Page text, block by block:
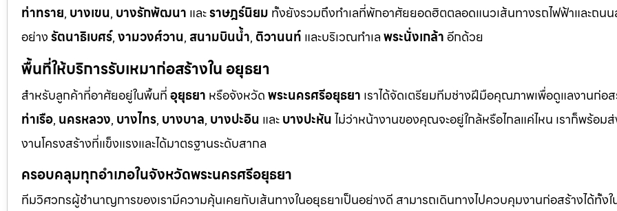
ท่าทราย, บางเขน, บางรักพัฒนา และราษฎร์นิยม ทั้งยังรวมถึงทำเลที่พักอาศัยยอดฮิตตลอดแนวเส้นทางรถไฟฟ้าและถน
อย่างรัตนาธิเบศร์,งามวงศ์วาน, สนามบินน้ำ, ติวานนท์ และบริเวณทำเลพระนั่งเกล้าอีกด้วย
พื้นที่ให้บริการรับเหมาก่อสร้างใน อยุธยา
สำหรับลูกค้าที่อาศัยอยู่ในพื้นที่อุยุธยา หรือจังหวัดพระนครศรีอยุธยา เราได้จัดเตรียมทีมช่างฝีมือคุณภาพเพื่อดูแลงานก่อส
ท่าเรือ, นครหลวง, บางไทร, บางบาล, บางปะอิน และบางปะหันไม่ว่าหน้างานของคุณจะอยู่ใกล้หรือไกลแค่ไหน เราก็พร้อม
งานโครงสร้างที่แข็งแรงและได้มาตรฐานระดับสากล
ครอบคลุมทุกอำเภอในจังหวัดพระนครศรีอยุธยา
ทีมวิศวกรผู้ชำนาญการของเรามีความคุ้นเคยกับเส้นทางในอยุธยาเป็นอย่างดี สามารถเดินทางไปควบคุมงานก่อสร้างได้ทั้ง